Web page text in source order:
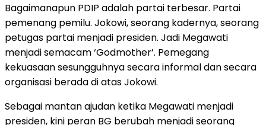
Bagaimanapun PDIP adalah partai terbesar. Partai
pemenang pemilu. Jokowi, seorang kadernya, seorang
petugas partai menjadi presiden. Jadi Megawati
menjadi semacam ‘Godmother’. Pemegang
kekuasaan sesungguhnya secara informal dan secara
organisasi berada di atas Jokowi.
Sebagai mantan ajudan ketika Megawati menjadi
presiden, kini peran BG berubah menjadi seorang